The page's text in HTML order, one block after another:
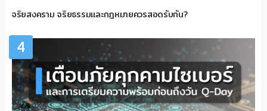
จริยสงคราม จริยธรรมและกฎหมายควรสอดรับกัน?
4